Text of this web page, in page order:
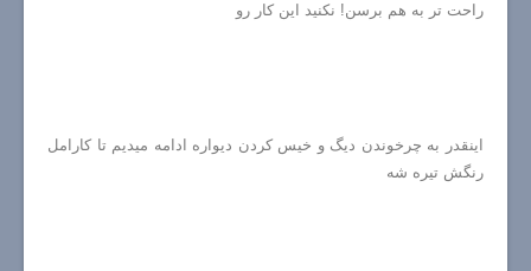
راحت تر به هم برسن! نكنيد اين كار رو
اينقدر به چرخوندن ديگ و خيس كردن ديواره ادامه ميديم تا كارامل
رنگش تيره شه